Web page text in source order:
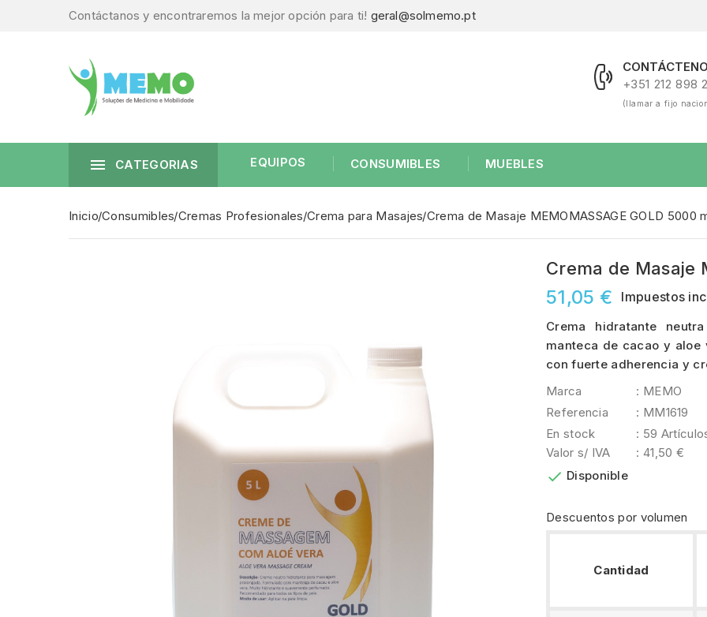
Contáctanos y encontraremos la mejor opción para ti! geral@solmemo.pt
+351 212 898
(llamar a fijo
 CATEGORIAS EQUIPOS CONSUMIBLES MUEBLES
Inicio Consumibles Cremas Profesionales Crema para Masajes Crema de Masaje MEMOMASSAGE GOLD 5000
Crema de Masaje
51,05 € Impuestos
Crema hidratante
manteca de cacao y
con fuerte adherencia y
Marca
: MEMO
Referencia
: MM1619
En stock
: 59
Valor s/ IVA
: 41,50 €
 Disponible
Descuentos por volumen
Cantidad